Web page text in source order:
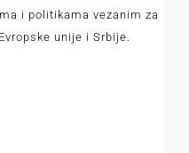
i politikama vezanim za
unije i Srbije.